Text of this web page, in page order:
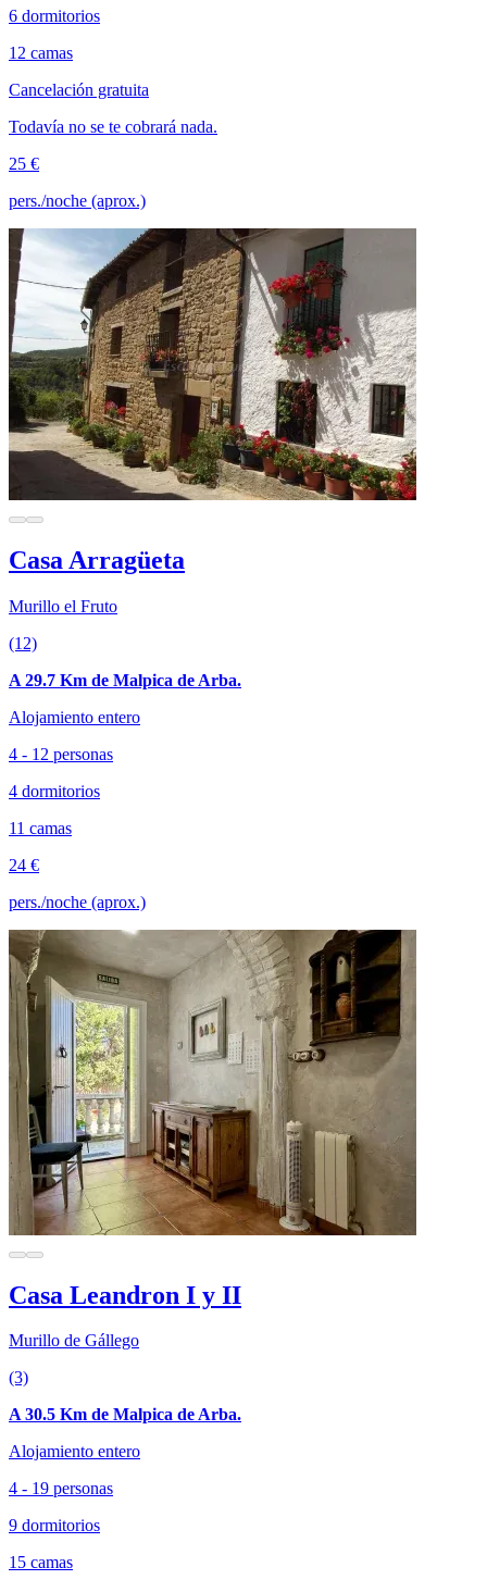
6 dormitorios
12 camas
Cancelación gratuita
Todavía no se te cobrará nada.
25 €
pers./noche (aprox.)
Casa Arragüeta
Murillo el Fruto
(12)
A 29.7 Km de Malpica de Arba.
Alojamiento entero
4 - 12 personas
4 dormitorios
11 camas
24 €
pers./noche (aprox.)
Casa Leandron I y II
Murillo de Gállego
(3)
A 30.5 Km de Malpica de Arba.
Alojamiento entero
4 - 19 personas
9 dormitorios
15 camas